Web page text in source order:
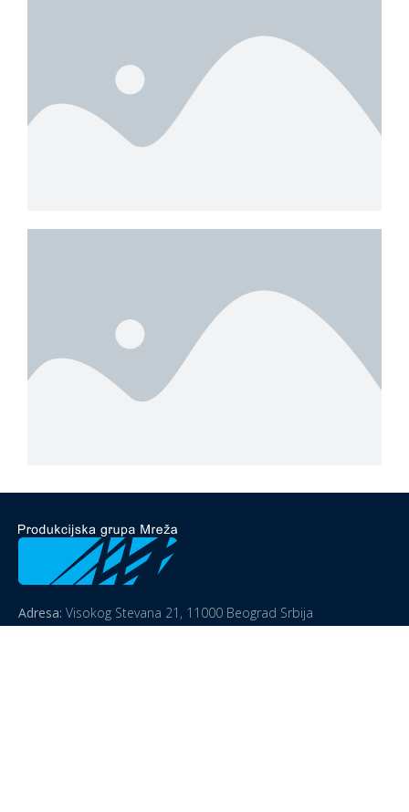
Adresa: Visokog Stevana 21, 11000 Beograd Srbija